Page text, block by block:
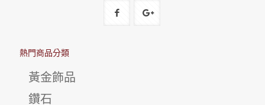
熱門商品分類
黃金飾品
鑽石